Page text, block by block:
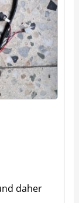
daher